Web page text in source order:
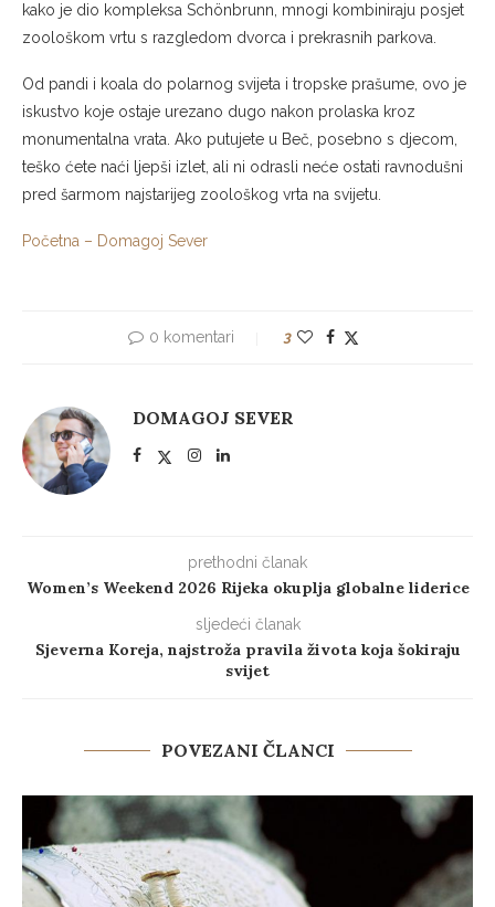
kako je dio kompleksa Schönbrunn, mnogi kombiniraju posjet
zoološkom vrtu s razgledom dvorca i prekrasnih parkova.
Od pandi i koala do polarnog svijeta i tropske prašume, ovo je
iskustvo koje ostaje urezano dugo nakon prolaska kroz
monumentalna vrata. Ako putujete u Beč, posebno s djecom,
teško ćete naći ljepši izlet, ali ni odrasli neće ostati ravnodušni
pred šarmom najstarijeg zoološkog vrta na svijetu.
Početna – Domagoj Sever
0 komentari 3
DOMAGOJ SEVER
prethodni članak
Women’s Weekend 2026 Rijeka okuplja globalne liderice
sljedeći članak
Sjeverna Koreja, najstroža pravila života koja šokiraju
svijet
POVEZANI ČLANCI